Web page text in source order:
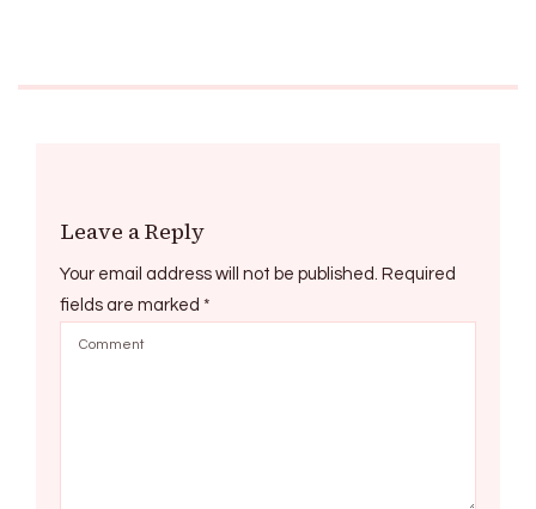
Leave a Reply
Your email address will not be published. Required
fields are marked *